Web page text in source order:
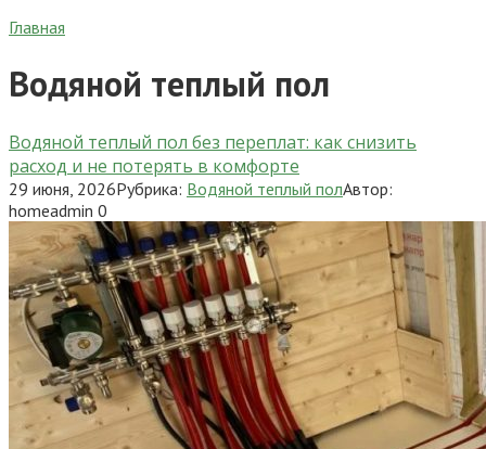
Главная
Водяной теплый пол
Водяной теплый пол без переплат: как снизить
расход и не потерять в комфорте
29 июня, 2026Рубрика: Водяной теплый полАвтор:
homeadmin 0